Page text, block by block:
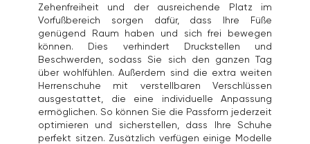
Zehenfreiheit und der ausreichende Platz im
Vorfußbereich sorgen dafür, dass Ihre Füße
genügend Raum haben und sich frei bewegen
können. Dies verhindert Druckstellen und
Beschwerden, sodass Sie sich den ganzen Tag
über wohlfühlen. Außerdem sind die extra weiten
Herrenschuhe mit verstellbaren Verschlüssen
ausgestattet, die eine individuelle Anpassung
ermöglichen. So können Sie die Passform jederzeit
optimieren und sicherstellen, dass Ihre Schuhe
perfekt sitzen. Zusätzlich verfügen einige Modelle